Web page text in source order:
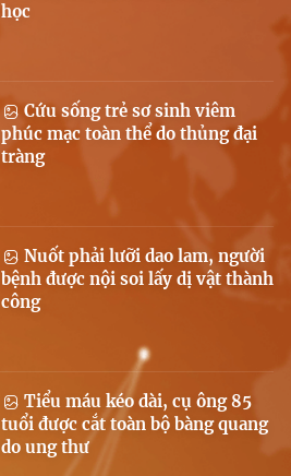
học
Cứu sống trẻ sơ sinh viêm
phúc mạc toàn thể do thủng đại
tràng
Nuốt phải lưỡi dao lam, người
bệnh được nội soi lấy dị vật thành
công
Tiểu máu kéo dài, cụ ông 85
tuổi được cắt toàn bộ bàng quang
do ung thư